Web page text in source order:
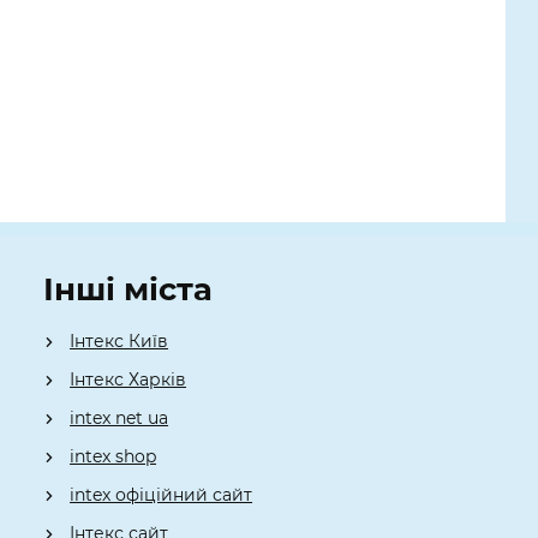
Інші міста
Інтекс Київ
​Інтекс Харків
intex net ua
intex shop
intex офіційний сайт
Інтекс сайт